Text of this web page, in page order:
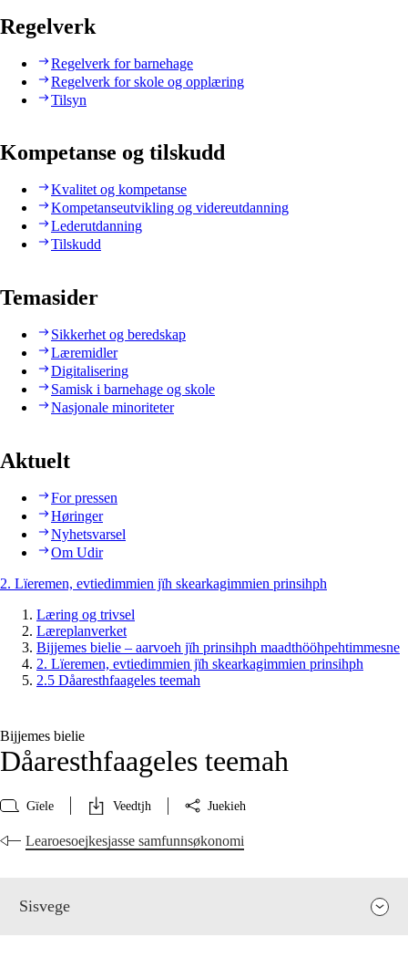
Regelverk
Regelverk for barnehage
Regelverk for skole og opplæring
Tilsyn
Kompetanse og tilskudd
Kvalitet og kompetanse
Kompetanseutvikling og videreutdanning
Lederutdanning
Tilskudd
Temasider
Sikkerhet og beredskap
Læremidler
Digitalisering
Samisk i barnehage og skole
Nasjonale minoriteter
Aktuelt
For pressen
Høringer
Nyhetsvarsel
Om Udir
2. Lïeremen, evtiedimmien jïh skearkagimmien prinsihph
Læring og trivsel
Læreplanverket
Bijjemes bielie – aarvoeh jïh prinsihph maadthööhpehtimmesne
2. Lïeremen, evtiedimmien jïh skearkagimmien prinsihph
2.5 Dåaresthfaageles teemah
Bijjemes bielie
Dåaresthfaageles teemah
Gïele Veedtjh Juekieh
Learoesoejkesjasse samfunnsøkonomi
Sisvege